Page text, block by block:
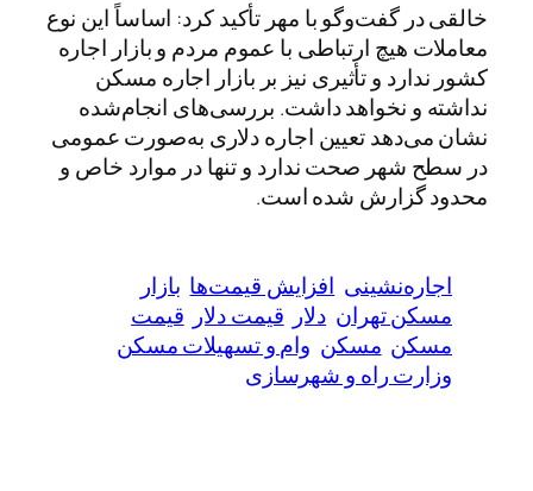
خالقی در گفت‌وگو با مهر تأکید کرد: اساساً این نوع
معاملات هیچ ارتباطی با عموم مردم و بازار اجاره
کشور ندارد و تأثیری نیز بر بازار اجاره مسکن
نداشته و نخواهد داشت. بررسی‌های انجام‌شده
نشان می‌دهد تعیین اجاره دلاری به‌صورت عمومی
در سطح شهر صحت ندارد و تنها در موارد خاص و
محدود گزارش شده است.
اجاره‌نشینی افزایش قیمت‌ها بازار
مسکن تهران دلار قیمت دلار قیمت
مسکن مسکن وام و تسهیلات مسکن
وزارت راه و شهرسازی